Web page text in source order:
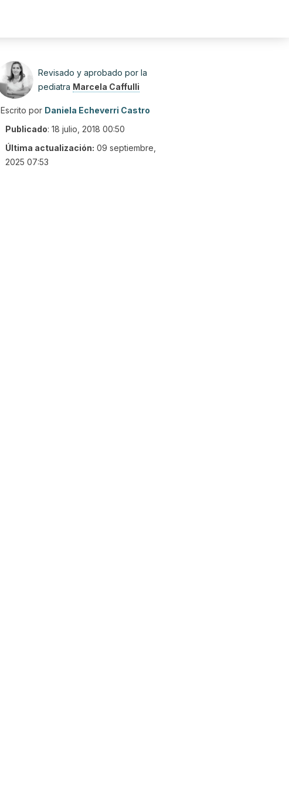
Revisado y aprobado por la
pediatra Marcela Caffulli
Escrito por Daniela Echeverri Castro
Publicado: 18 julio, 2018 00:50
Última actualización: 09 septiembre,
2025 07:53